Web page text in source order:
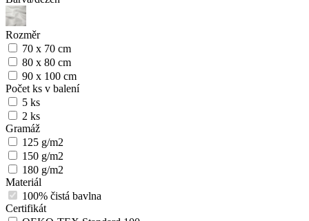
Rozměr
70 x 70 cm
80 x 80 cm
90 x 100 cm
Počet ks v balení
5 ks
2 ks
Gramáž
125 g/m2
150 g/m2
180 g/m2
Materiál
100% čistá bavlna
Certifikát